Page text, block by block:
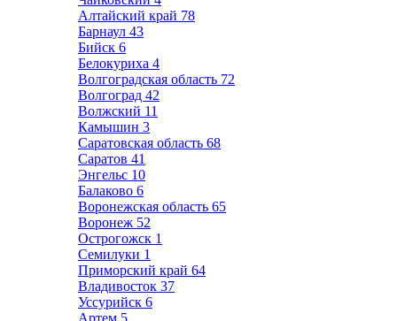
Алтайский край 78
Барнаул 43
Бийск 6
Белокуриха 4
Волгоградская область 72
Волгоград 42
Волжский 11
Камышин 3
Саратовская область 68
Саратов 41
Энгельс 10
Балаково 6
Воронежская область 65
Воронеж 52
Острогожск 1
Семилуки 1
Приморский край 64
Владивосток 37
Уссурийск 6
Артем 5